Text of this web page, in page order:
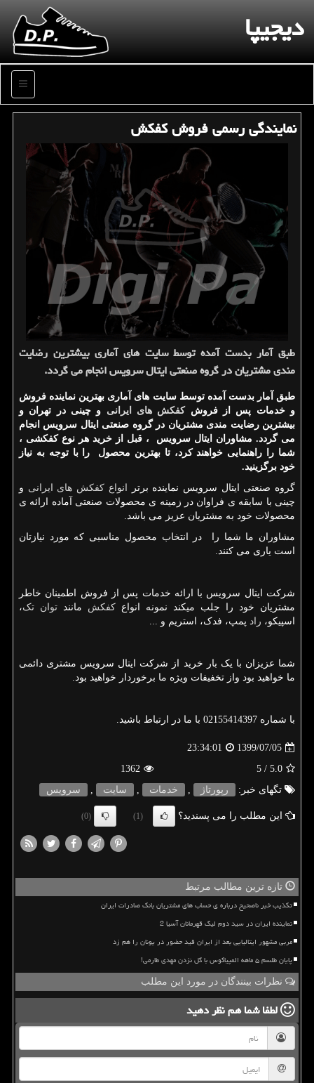
دیجیپا
منو
نمایندگی رسمی فروش كفكش
طبق آمار بدست آمده توسط سایت های آماری بیشترین رضایت
مندی مشتریان در گروه صنعتی ایتال سرویس انجام می گردد.
طبق آمار بدست آمده توسط سایت های آماری بهترین نماینده فروش
و خدمات پس از فروشکفکش های ایرانی و چینی در تهران و
بیشترین رضایت مندی مشتریان در گروه صنعتی ایتال سرویس انجام
می گردد. مشاوران ایتال سرویس ، قبل از خرید هر نوع کفکشی ،
شما را راهنمایی خواهند كرد، تا بهترین محصول را با توجه به نیاز
خود برگزینید.
گروه صنعتی ایتال سرویس نماینده برتر انواع کفکش های ایرانی و
چینی با سابقه ی فراوان در زمینه ی محصولات صنعتی آماده ارائه ی
محصولات خود به مشتریان عزیز می باشد.
مشاوران ما شما را در انتخاب محصول مناسبی که مورد نیازتان
است یاری می کنند.
شرکت ایتال سرویس با ارائه خدمات پس از فروش اطمینان خاطر
مشتریان خود را جلب میکند نمونه انواع کفکش مانند توان تک،
اسپیکو، راد پمپ، فدک، استریم و ...
شما عزیزان با یک بار خرید از شرکت ایتال سرویس مشتری دائمی
ما خواهید بود واز تخفیفات ویژه ما برخوردار خواهید بود.
با شماره 02155414397 با ما در ارتباط باشید.
1399/07/05
23:34:01
5.0
/ 5
1362
تگهای خبر:
رپورتاژ , خدمات , سایت , سرویس
این مطلب را می پسندید؟ (1)
(0)
تازه ترین مطالب مرتبط
تکذیب خبر ناصحیح درباره ی حساب های مشتریان بانک صادرات ایران
نماینده ایران در سید دوم لیگ قهرمانان آسیا 2
مربی مشهور ایتالیایی بعد از ایران قید حضور در یونان را هم زد
پایان طلسم ۵ ماهه المپیاکوس با گل نزدن مهدی طارمی!
نظرات بینندگان در مورد این مطلب
لطفا شما همنظر دهید